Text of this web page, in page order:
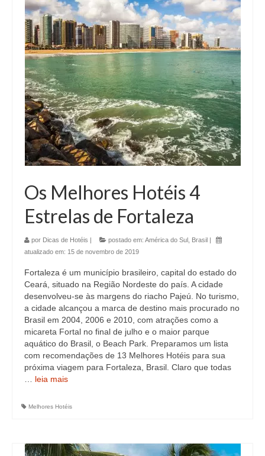
Os Melhores Hotéis 4
Estrelas de Fortaleza
por Dicas de Hotéis | postado em: América do Sul Brasil |
atualizado em: 15 de novembro de 2019
Fortaleza é um município brasileiro, capital do estado do
Ceará, situado na Região Nordeste do país. A cidade
desenvolveu-se às margens do riacho Pajeú. No turismo,
a cidade alcançou a marca de destino mais procurado no
Brasil em 2004, 2006 e 2010, com atrações como a
micareta Fortal no final de julho e o maior parque
aquático do Brasil, o Beach Park. Preparamos um lista
com recomendações de 13 Melhores Hotéis para sua
próxima viagem para Fortaleza, Brasil. Claro que todas
leia mais
Melhores Hotéis